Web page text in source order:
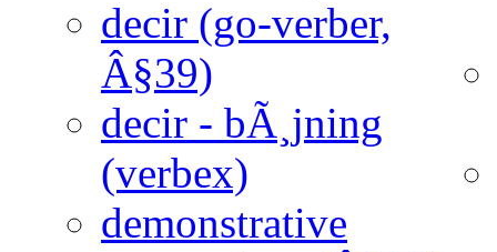
decir (go-verber,
Â§39)
decir - bÃ¸jning
(verbex)
demonstrative